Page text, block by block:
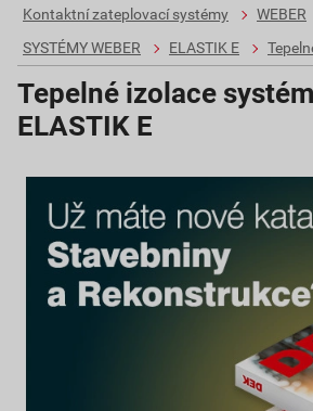
Kontaktní zateplovací systémy
WEBER
SYSTÉMY WEBER
ELASTIK E
Tepelné izolace
ELASTIK E